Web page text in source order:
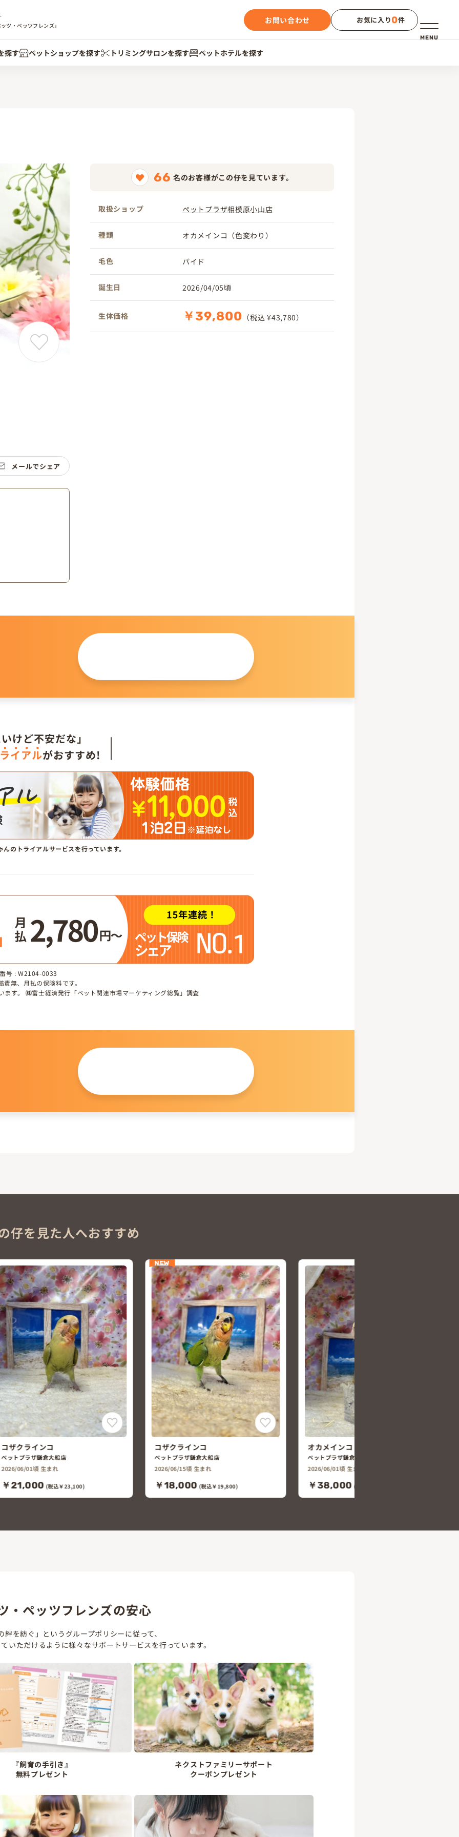
メニュー
MENU
ツ・ペッツフレンズ」
お問い合わせ お気に入り0件
探す ペットショップを探す トリミングサロンを探す ペットホテルを探す
66 名のお客様がこの仔を見ています。
取扱ショップ ペットプラザ相模原小山店
種類 オカメインコ（色変わり）
毛色 パイド
誕生日 2026/04/05頃
生体価格 ￥39,800 （税込 ¥43,780）
メールでシェア
けど不安だな」
イアルがおすすめ!
んのトライアルサービスを行っています。
号 : W2104-0033
無、月払の保険料です。
す。 ㈱富士経済発行「ペット関連市場マーケティング総覧」調査
仔を見た人へおすすめ
コザクラインコ
ペットプラザ鎌倉大船店
2026/06/15頃 生まれ
￥18,000 (税込￥19,800)
オカメインコ
ペットプラザ鎌倉大船店
2026/06/01頃 生まれ
￥38,000 (税込￥41,800)
セキセイインコ
ペットプラザ鎌倉大船店
・ペッツフレンズの安心
を紡ぐ」というグループポリシーに従って、
いただけるように様々なサポートサービスを行っています。
『飼育の手引き』
無料プレゼント
ネクストファミリーサポート
クーポンプレゼント